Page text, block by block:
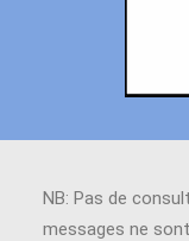
NB: Pas de
messages ne